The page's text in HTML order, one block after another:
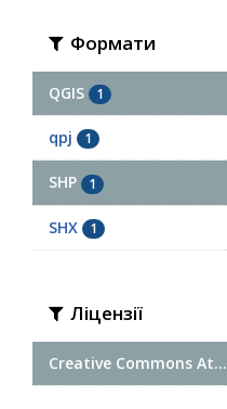
Формати
QGIS 1
qpj 1
SHP 1
SHX 1
Ліцензії
Creative Commons At...